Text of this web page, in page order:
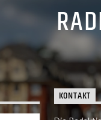
KONTAKT